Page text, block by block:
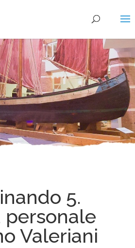
5.
personale
Valeriani